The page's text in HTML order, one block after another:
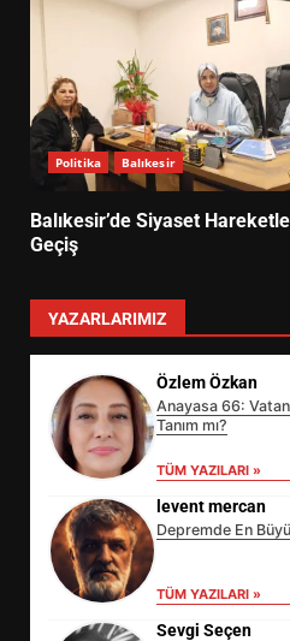
Politika Balıkesir
Balıkesir’de Siyaset
Geçiş
YAZARLARIMIZ
Özlem Özkan
Anayasa 66:
Tanım mı?
TÜM YAZILARI »
levent mercan
Depremde En
TÜM YAZILARI »
Sevgi Seçen